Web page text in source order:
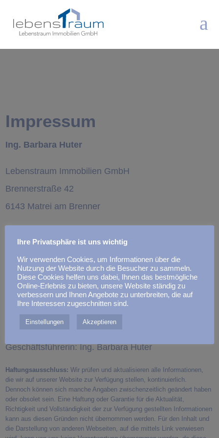
a
Impressum
Ing. Barbara Huter
Lebenstraum Immobilien GmbH
Brennerstraße 42
6143 Matrei am Brenner
UID: ATU 711 88 939
FN: 435 017g
Geschäftsführerin: Ing. Barbara Huter
Haftungsausschluss: Wir prüfen und aktualisieren alle Informationen,
die wir auf unserer Website zur Verfügung stellen, kontinuierlich.
Dennoch können sich manche Angaben zwischenzeitlich geändert haben
oder obsolet sein. Eine Haftung oder Garantie für die Aktualität,
Richtigkeit und Vollständigkeit der zur Verfügung gestellten Informationen
kann aus diesen Gründen nicht übernommen werden. Für den Inhalt und
die Darstellung von anderen Webseiten, auf die mittels Link verwiesen
Ihre Privatsphäre ist uns wichtig
Wir verwenden Cookies, um Informationen über die
Nutzung der Website durch die Besucher zu sammeln.
Diese Cookies helfen uns dabei, Ihnen das bestmögliche
Online-Erlebnis zu bieten, unsere Website ständig zu
verbessern und Ihnen Angebote zu unterbreiten, die auf
Ihre Interessen zugeschnitten sind.
Einstellungen Akzeptieren